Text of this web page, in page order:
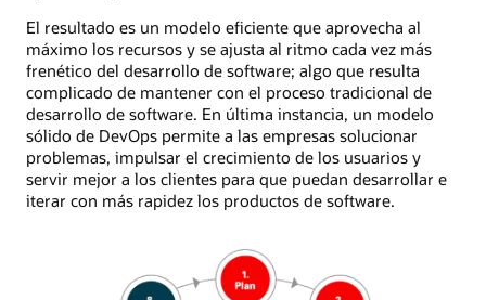
El resultado es un modelo eficiente que aprovecha al
máximo los recursos y se ajusta al ritmo cada vez más
frenético del desarrollo de software; algo que resulta
complicado de mantener con el proceso tradicional de
desarrollo de software. En última instancia, un modelo
sólido de DevOps permite a las empresas solucionar
problemas, impulsar el crecimiento de los usuarios y
servir mejor a los clientes para que puedan desarrollar e
iterar con más rapidez los productos de software.